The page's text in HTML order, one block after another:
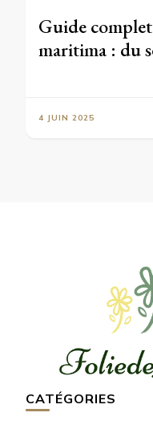
Guide
maritima : du
4 JUIN 2025
CATÉGORIES